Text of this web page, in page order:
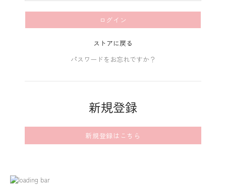
ストアに戻る
パスワードをお忘れですか？
新規登録
新規登録はこちら